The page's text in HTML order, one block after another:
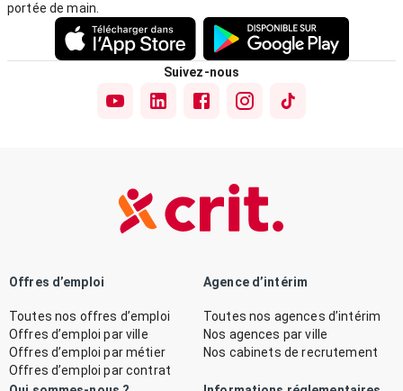
portée de main.
Suivez-nous
Offres d’emploi
Toutes nos offres d’emploi
Offres d’emploi par ville
Offres d’emploi par métier
Offres d’emploi par contrat
Agence d’intérim
Toutes nos agences d’intérim
Nos agences par ville
Nos cabinets de recrutement